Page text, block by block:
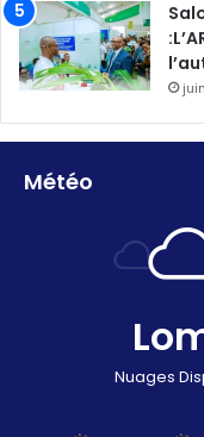
Météo
Nuages